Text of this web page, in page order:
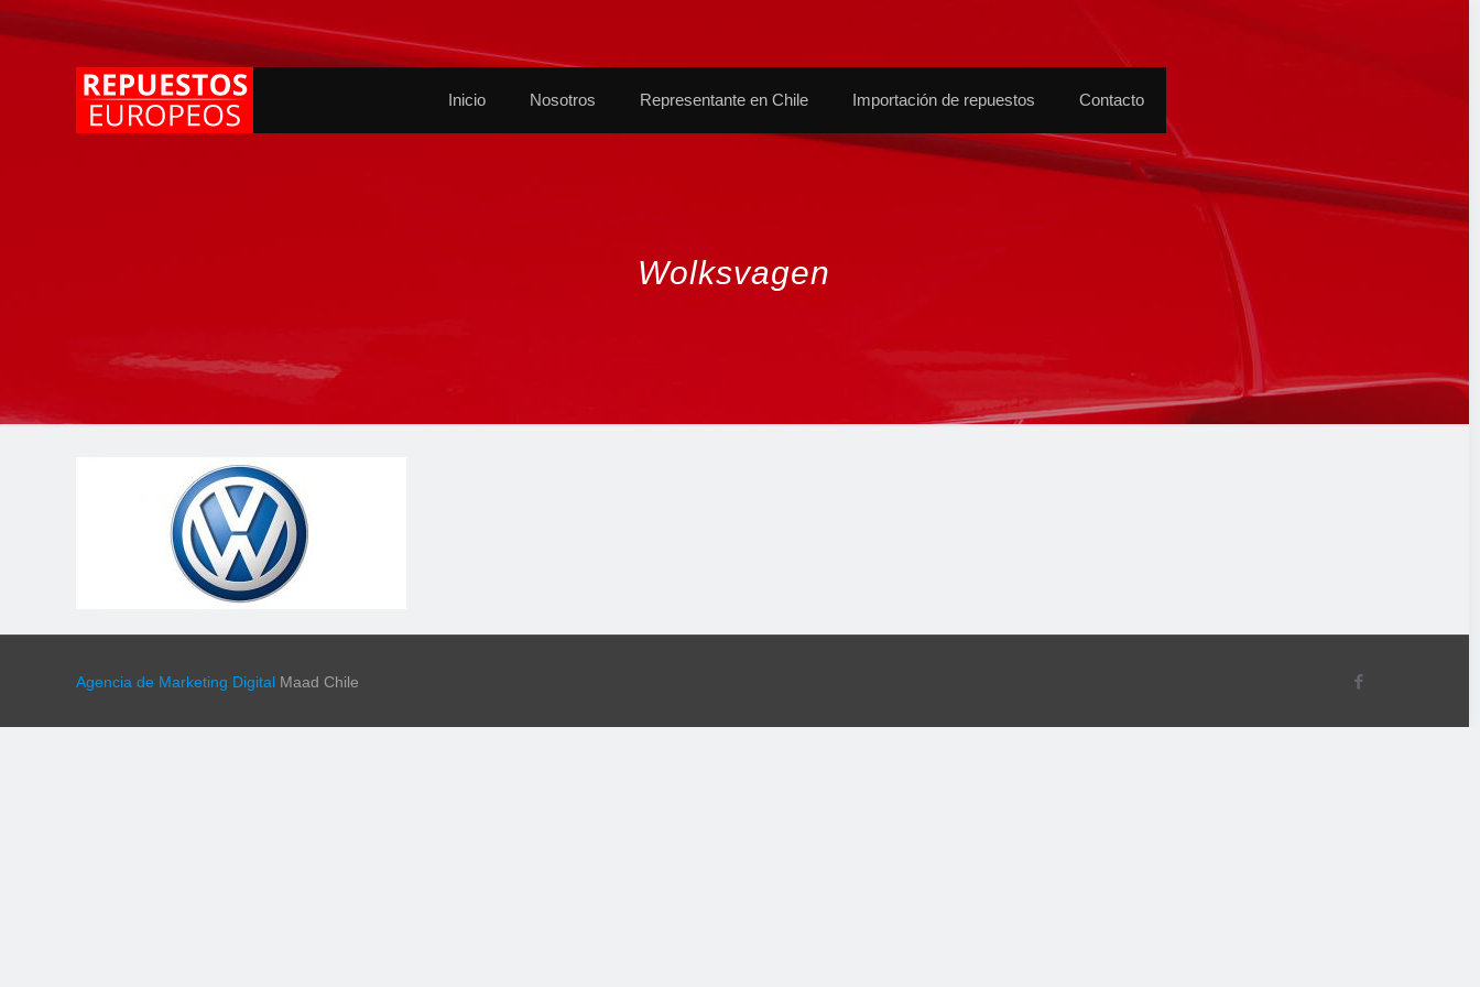
Inicio Nosotros Representante en Chile Importación de repuestos Contacto
Wolksvagen
Agencia de Marketing Digital Maad Chile